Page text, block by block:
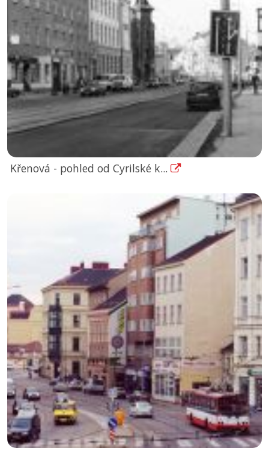
Křenová - pohled od Cyrilské k...